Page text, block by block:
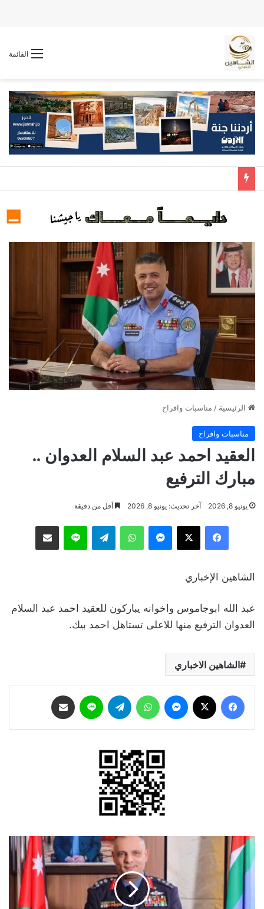
القائمة
الرئيسية / مناسبات وافراح
مناسبات وافراح
العقيد احمد عبد السلام العدوان ..
مبارك الترفيع
يونيو 8, 2026 آخر تحديث: يونيو 8, 2026 أقل من دقيقة
فيسبوك ‫X ماسنجر واتساب تيلقرام لاين مشاركة عبر البريد
الشاهين الإخباري
عبد الله ابوجاموس واخوانه يباركون للعقيد احمد عبد السلام
العدوان الترفيع منها للاعلى تستاهل احمد بيك.
الشاهين الاخباري
فيسبوك ماسنجر واتساب تيلقرام لاين
نبيل
يوسف
المبيضين
مبارك
الترفيع